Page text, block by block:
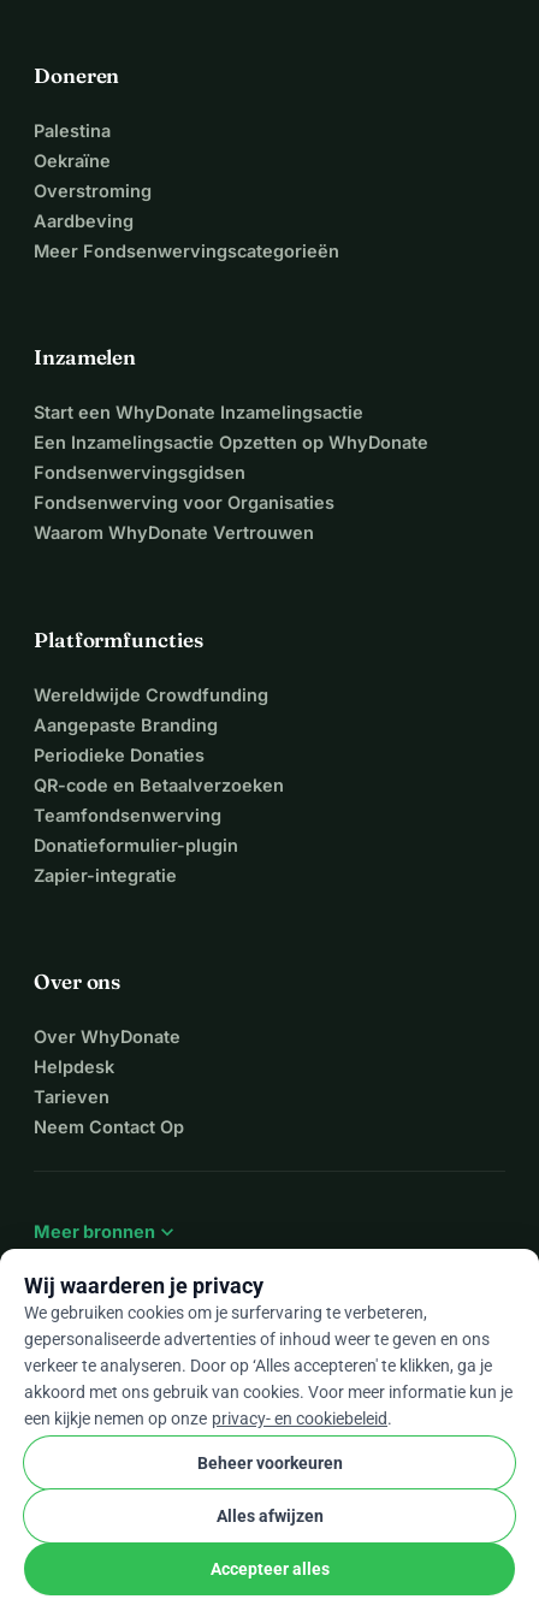
Doneren
Palestina
Oekraïne
Overstroming
Aardbeving
Meer Fondsenwervingscategorieën
Inzamelen
Start een WhyDonate Inzamelingsactie
Een Inzamelingsactie Opzetten op WhyDonate
Fondsenwervingsgidsen
Fondsenwerving voor Organisaties
Waarom WhyDonate Vertrouwen
Platformfuncties
Wereldwijde Crowdfunding
Aangepaste Branding
Periodieke Donaties
QR-code en Betaalverzoeken
Teamfondsenwerving
Donatieformulier-plugin
Zapier-integratie
Over ons
Over WhyDonate
Helpdesk
Tarieven
Neem Contact Op
Meer bronnen expand_more
Nlarrow_drop_down
★★★★★ 4,9 / 5 op basis van 500+ reviews
WhyDonatePrivacy en cookies
Algemene voorwaarden
Cookie-instellingen
stripe check Geverifieerde Partner
Wij waarderen je privacy
We gebruiken cookies om je surfervaring te verbeteren,
gepersonaliseerde advertenties of inhoud weer te geven en ons
verkeer te analyseren. Door op ‘Alles accepteren' te klikken, ga je
akkoord met ons gebruik van cookies. Voor meer informatie kun je
een kijkje nemen op onze privacy- en cookiebeleid.
Beheer voorkeuren
Alles afwijzen
Accepteer alles